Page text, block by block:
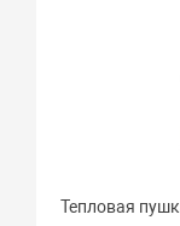
Тепловая